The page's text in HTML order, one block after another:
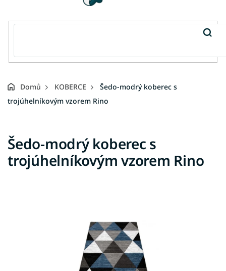
Domů KOBERCE
Šedo-modrý koberec s
trojúhelníkovým vzorem Rino
Šedo-modrý koberec s
trojúhelníkovým vzorem Rino